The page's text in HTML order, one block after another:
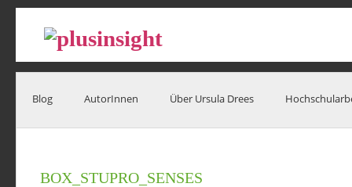
Blog AutorInnen Über Ursula Drees
BOX_STUPRO_SENSES